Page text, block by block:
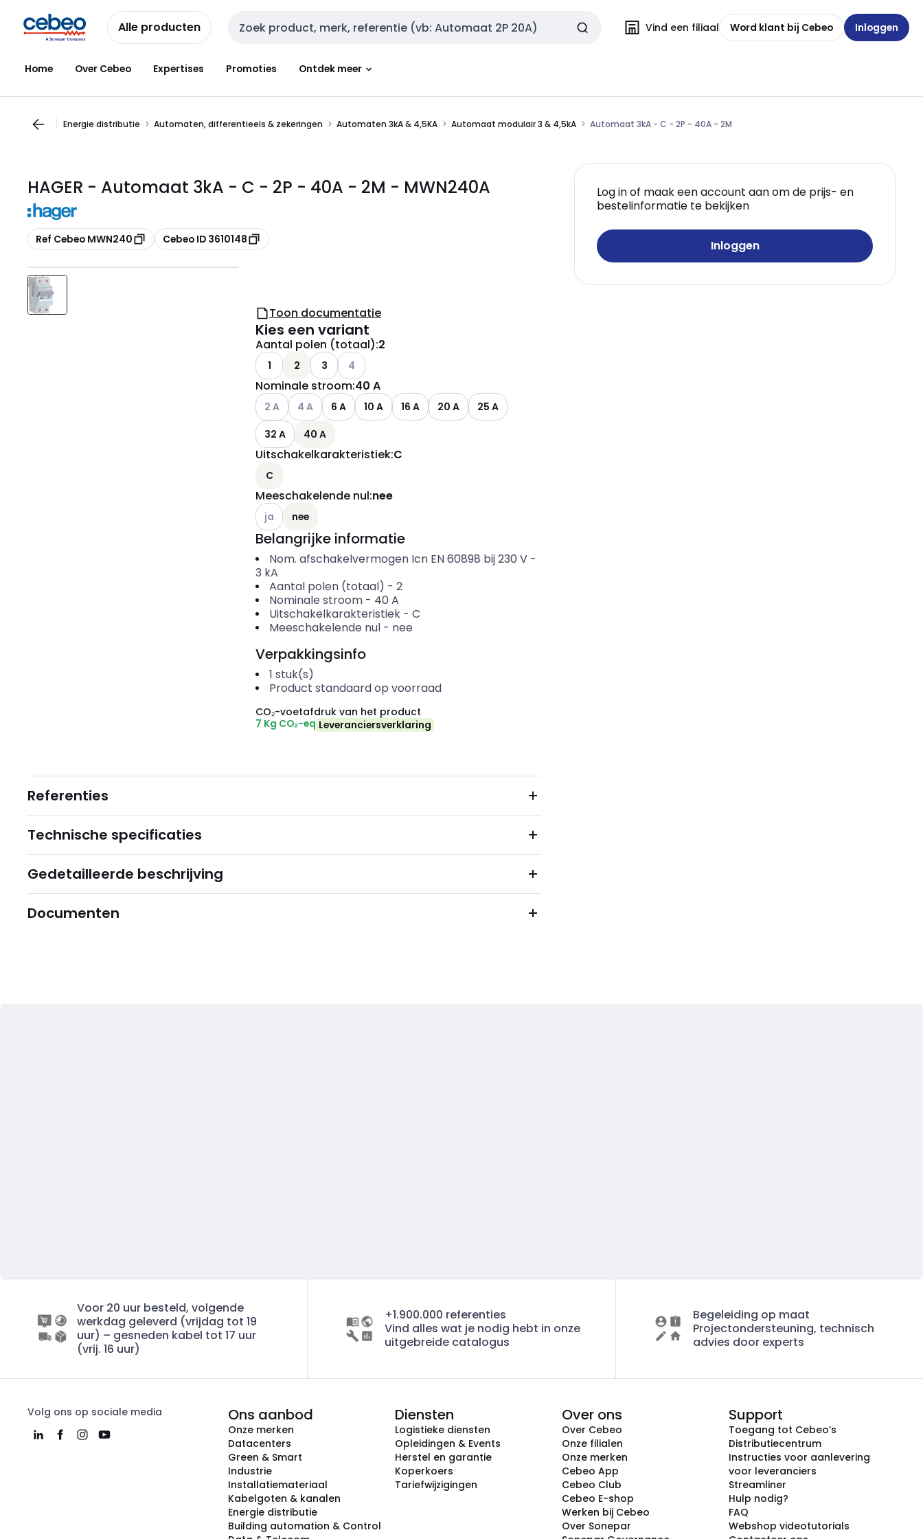
naar
navigatie
naar
inhoud
Alle producten Zoekveld invoer Vind een filiaal Word klant bij Cebeo Inloggen
Home Over Cebeo Expertises Promoties Ontdek meer
Energie distributie Automaten, differentieels & zekeringen Automaten 3kA & 4,5KA Automaat modulair 3 & 4,5kA Automaat 3kA - C - 2P - 40A - 2M
HAGER - Automaat 3kA - C - 2P - 40A - 2M - MWN240A
Kopiëren
Ref Cebeo MWN240 Kopiëren
Cebeo ID 3610148
Log in of maak een account aan om de prijs- en
bestelinformatie te bekijken
Inloggen
Toon documentatie
Kies een variant
Aantal polen (totaal):2
1 2 3 Andere varianten (Huidige combinatie niet mogelijk)
4
Nominale stroom:40 A
Andere varianten (Huidige combinatie niet mogelijk)
2 A Andere varianten (Huidige combinatie niet mogelijk)
4 A 6 A 10 A 16 A 20 A
25 A
32 A
40 A
Uitschakelkarakteristiek:C
C
Meeschakelende nul:nee
Andere varianten (Huidige combinatie niet mogelijk)
ja nee
Belangrijke informatie
Nom. afschakelvermogen Icn EN 60898 bij 230 V-
3 kA
Aantal polen (totaal) - 2
Nominale stroom- 40 A
Uitschakelkarakteristiek- C
Meeschakelende nul- nee
Verpakkingsinfo
1 stuk(s)
Product standaard op voorraad
CO₂-voetafdruk van het product
7 Kg CO₂-eq Leveranciersverklaring
Referenties
Technische specificaties
Gedetailleerde beschrijving
Documenten
Voor 20 uur besteld, volgende
werkdag geleverd (vrijdag tot 19
uur) – gesneden kabel tot 17 uur
(vrij. 16 uur)
+1.900.000 referenties
Vind alles wat je nodig hebt in onze
uitgebreide catalogus
Begeleiding op maat
Projectondersteuning, technisch
advies door experts
Volg ons op sociale media Ons aanbod
Onze merken
Datacenters
Green & Smart
Industrie
Installatiemateriaal
Kabelgoten & kanalen
Energie distributie
Building automation & Control
Diensten
Logistieke diensten
Opleidingen & Events
Herstel en garantie
Koperkoers
Tariefwijzigingen
Over ons
Over Cebeo
Onze filialen
Onze merken
Cebeo App
Cebeo Club
Cebeo E-shop
Werken bij Cebeo
Over Sonepar
Support
Toegang tot Cebeo’s
Distributiecentrum
Instructies voor aanlevering
voor leveranciers
Streamliner
Hulp nodig?
FAQ
Webshop videotutorials